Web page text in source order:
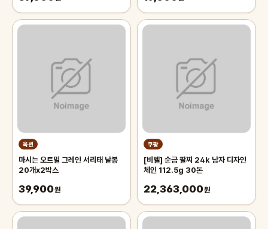
옥션
마시는 오트밀 그레인 서리태 낱봉
20개x2박스
39,900원
쿠팡
[비벨] 순금 팔찌 24k 남자 디자인
체인 112.5g 30돈
22,363,000원